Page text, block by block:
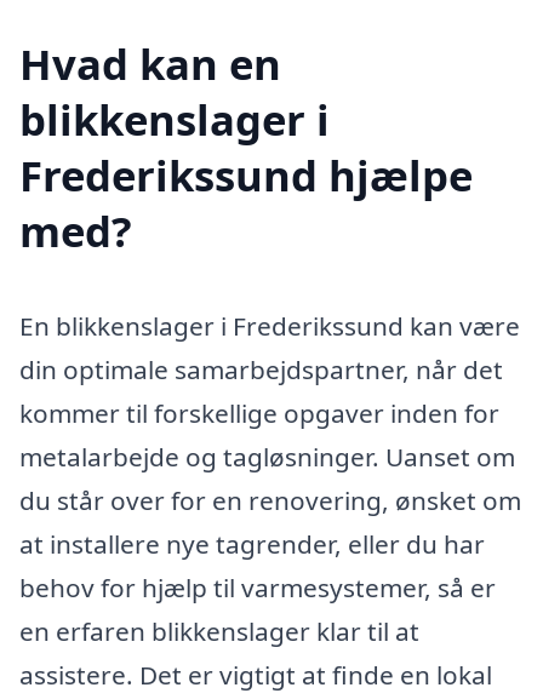
Hvad kan en
blikkenslager i
Frederikssund hjælpe
med?
En blikkenslager i Frederikssund kan være
din optimale samarbejdspartner, når det
kommer til forskellige opgaver inden for
metalarbejde og tagløsninger. Uanset om
du står over for en renovering, ønsket om
at installere nye tagrender, eller du har
behov for hjælp til varmesystemer, så er
en erfaren blikkenslager klar til at
assistere. Det er vigtigt at finde en lokal